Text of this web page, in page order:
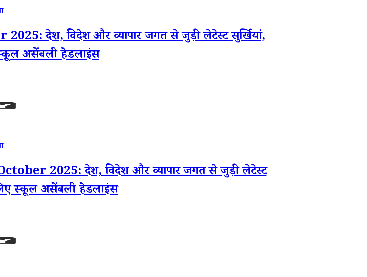
देश, विदेश और व्यापार जगत से जुड़ी लेटेस्ट सुर्खियां,
असेंबली हेडलाइंस
2025: देश, विदेश और व्यापार जगत से जुड़ी लेटेस्ट
स्कूल असेंबली हेडलाइंस